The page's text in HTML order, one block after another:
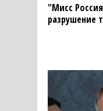
"Мисс
разрушение